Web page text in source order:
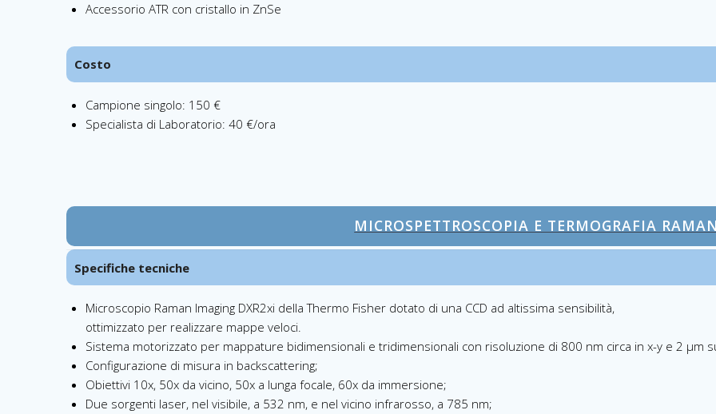
Accessorio ATR con cristallo in ZnSe
Costo
Campione singolo: 150 €
Specialista di Laboratorio: 40 €/ora
MICROSPETTROSCOPIA E TERMOGRAFIA RAMAN
Specifiche tecniche
Microscopio Raman Imaging DXR2xi della Thermo Fisher dotato di una CCD ad altissima sensibilità,
ottimizzato per realizzare mappe veloci.
Sistema motorizzato per mappature bidimensionali e tridimensionali con risoluzione di 800 nm circa in x-y e 2 μm
Configurazione di misura in backscattering;
Obiettivi 10x, 50x da vicino, 50x a lunga focale, 60x da immersione;
Due sorgenti laser, nel visibile, a 532 nm, e nel vicino infrarosso, a 785 nm;